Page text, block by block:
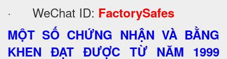
· WeChat ID: FactorySafes
MỘT SỐ CHỨNG NHẬN VÀ BẰNG
KHEN ĐẠT ĐƯỢC TỪ NĂM 1999